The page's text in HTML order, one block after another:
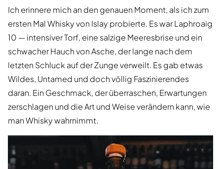
Ich erinnere mich an den genauen Moment, als ich zum
ersten Mal Whisky von Islay probierte. Es war Laphroaig
10 — intensiver Torf, eine salzige Meeresbrise und ein
schwacher Hauch von Asche, der lange nach dem
letzten Schluck auf der Zunge verweilt. Es gab etwas
Wildes, Untamed und doch völlig Faszinierendes
daran. Ein Geschmack, der überraschen, Erwartungen
zerschlagen und die Art und Weise verändern kann, wie
man Whisky wahrnimmt.